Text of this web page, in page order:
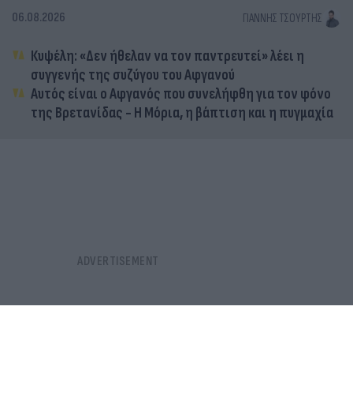
06.08.2026 ΓΙΆΝΝΗΣ ΤΣΟΎΡΤΗΣ
Κυψέλη: «Δεν ήθελαν να τον παντρευτεί» λέει η
συγγενής της συζύγου του Αφγανού
Αυτός είναι ο Αφγανός που συνελήφθη για τον φόνο
της Βρετανίδας - Η Μόρια, η βάπτιση και η πυγμαχία